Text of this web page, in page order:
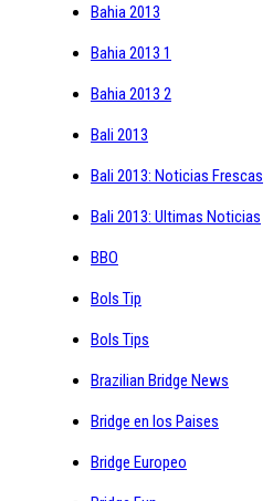
Bahia 2013
Bahia 2013 1
Bahia 2013 2
Bali 2013
Bali 2013: Noticias Frescas
Bali 2013: Ultimas Noticias
BBO
Bols Tip
Bols Tips
Brazilian Bridge News
Bridge en los Paises
Bridge Europeo